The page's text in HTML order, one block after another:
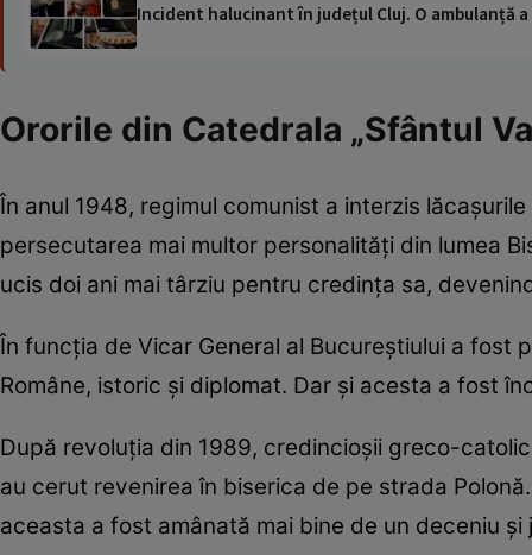
Incident halucinant în județul Cluj. O ambulanță
Ororile din Catedrala „Sfântul
În anul 1948, regimul comunist a interzis
persecutarea mai multor personalități din lumea
ucis doi ani mai târziu pentru credința sa,
În funcția de Vicar General al Bucureștiului a fost
Române, istoric și diplomat. Dar și acesta a fost
După revoluția din 1989, credincioșii greco-
au cerut revenirea în biserica de pe strada
aceasta a fost amânată mai bine de un deceniu și